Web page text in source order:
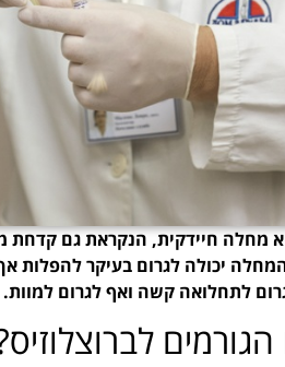
מחלה חיידקית, הנקראת גם קדחת
יכולה לגרום בעיקר להפלות
לתחלואה קשה ואף לגרום למוות.